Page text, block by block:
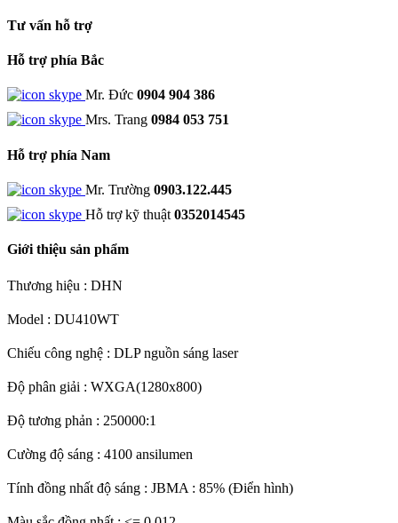
Tư vấn hỗ trợ
Hỗ trợ phía Bắc
Mr. Đức 0904 904 386
Mrs. Trang 0984 053 751
Hỗ trợ phía Nam
Mr. Trường 0903.122.445
Hỗ trợ kỹ thuật 0352014545
Giới thiệu sản phẩm
Thương hiệu : DHN
Model : DU410WT
Chiếu công nghệ : DLP nguồn sáng laser
Độ phân giải : WXGA(1280x800)
Độ tương phản : 250000:1
Cường độ sáng : 4100 ansilumen
Tính đồng nhất độ sáng : JBMA : 85% (Điển hình)